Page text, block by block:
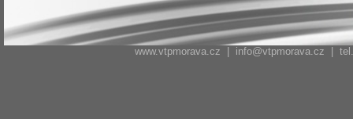
www.vtpmorava.cz | info@vtpmorava.cz |